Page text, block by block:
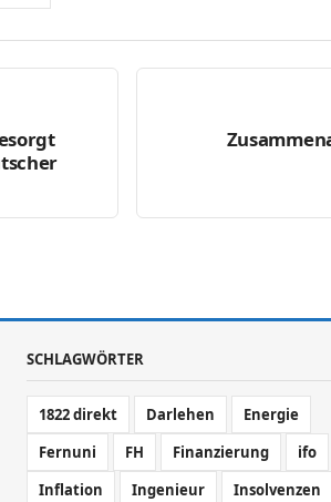
SCHLAGWÖRTER
1822 direkt Darlehen
Energie
Fernuni
FH Finanzierung
ifo
Inflation
Ingenieur
Insolvenzen